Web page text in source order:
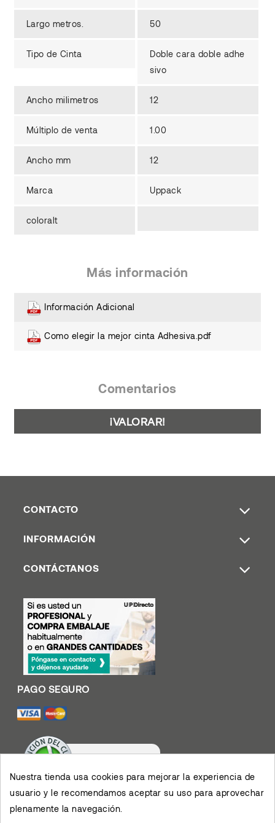
Largo metros. 50
Tipo de Cinta
Doble cara doble adhe
sivo
Ancho milimetros 12
Múltiplo de venta 1.00
Ancho mm 12
Marca Uppack
coloralt
Más información
Información Adicional
Como elegir la mejor cinta Adhesiva.pdf
Comentarios
¡VALORAR!
CONTACTO
INFORMACIÓN
CONTÁCTANOS
Valoración De Clientes
Muy contento con el
Nuestra tienda usa cookies para mejorar la experiencia de
usuario y le recomendamos aceptar su uso para aprovechar
plenamente la navegación.